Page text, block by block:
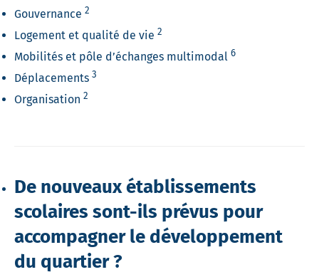
Gouvernance 2
Logement et qualité de vie 2
Mobilités et pôle d’échanges multimodal 6
Déplacements 3
Organisation 2
De nouveaux établissements
scolaires sont-ils prévus pour
accompagner le développement
du quartier ?